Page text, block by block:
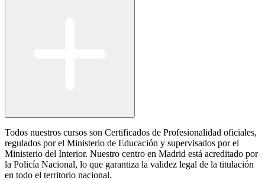
Todos nuestros cursos son Certificados de Profesionalidad oficiales,
regulados por el Ministerio de Educación y supervisados por el
Ministerio del Interior. Nuestro centro en Madrid está acreditado por
la Policía Nacional, lo que garantiza la validez legal de la titulación
en todo el territorio nacional.